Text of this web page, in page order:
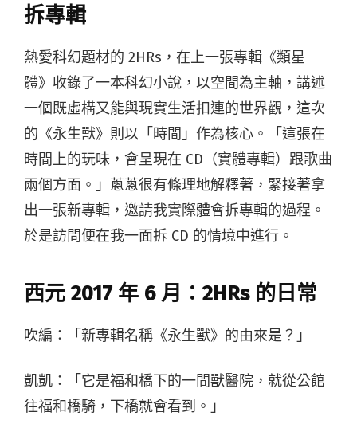
拆專輯
熱愛科幻題材的 2HRs，在上一張專輯《類星
體》收錄了一本科幻小說，以空間為主軸，講述
一個既虛構又能與現實生活扣連的世界觀，這次
的《永生獸》則以「時間」作為核心。「這張在
時間上的玩味，會呈現在 CD（實體專輯）跟歌曲
兩個方面。」蔥蔥很有條理地解釋著，緊接著拿
出一張新專輯，邀請我實際體會拆專輯的過程。
於是訪問便在我一面拆 CD 的情境中進行。
西元 2017 年 6 月： 2HRs 的日常
吹編：「新專輯名稱《永生獸》的由來是？」
凱凱：「它是福和橋下的一間獸醫院，就從公館
往福和橋騎，下橋就會看到。」